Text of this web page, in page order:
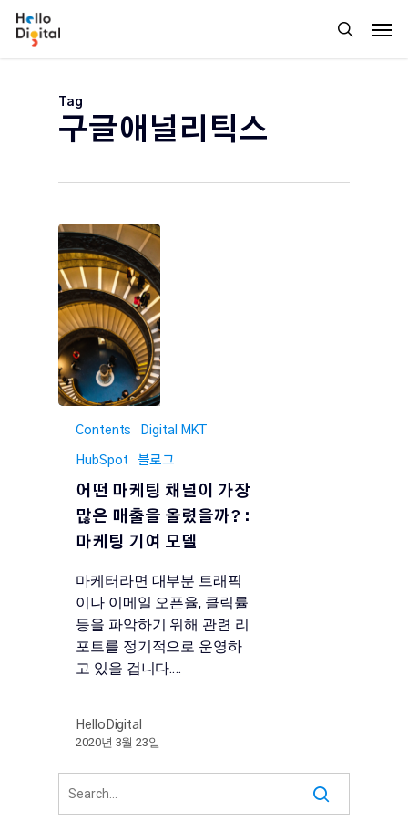
Skip
search
Tag
구글애널리틱스
Contents Digital MKT
HubSpot 블로그
어떤 마케팅 채널이 가장
많은 매출을 올렸을까? :
마케팅 기여 모델
마케터라면 대부분 트래픽
이나 이메일 오픈율, 클릭률
등을 파악하기 위해 관련 리
포트를 정기적으로 운영하
고 있을 겁니다.…
HelloDigital
2020년 3월 23일